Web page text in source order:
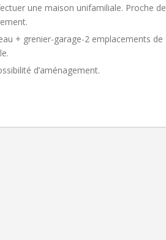
une maison unifamiliale. Proche de
+ grenier-garage-2 emplacements de
d’aménagement.